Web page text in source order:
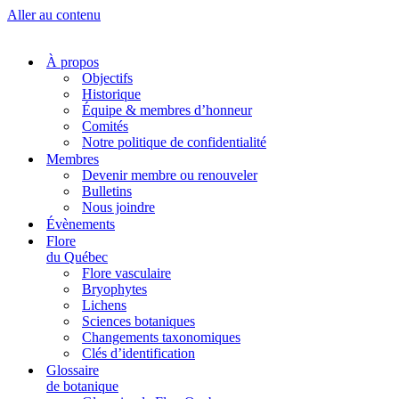
Aller au contenu
À propos
Objectifs
Historique
Équipe & membres d’honneur
Comités
Notre politique de confidentialité
Membres
Devenir membre ou renouveler
Bulletins
Nous joindre
Évènements
Flore
du Québec
Flore vasculaire
Bryophytes
Lichens
Sciences botaniques
Changements taxonomiques
Clés d’identification
Glossaire
de botanique